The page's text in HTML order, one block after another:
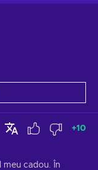
+10
meu cadou. În